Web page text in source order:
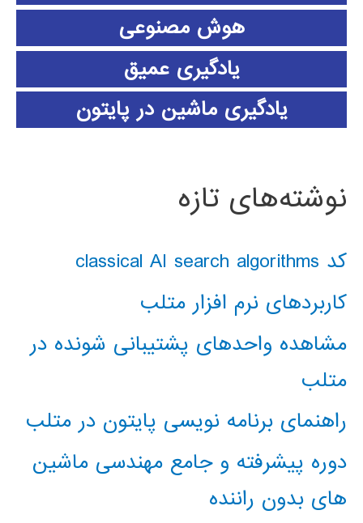
هوش مصنوعی
یادگیری عمیق
یادگیری ماشین در پایتون
نوشته‌های تازه
کد classical AI search algorithms
کاربردهای نرم افزار متلب
مشاهده واحدهای پشتیبانی شونده در
متلب
راهنمای برنامه نویسی پایتون در متلب
دوره پیشرفته و جامع مهندسی ماشین
های بدون راننده